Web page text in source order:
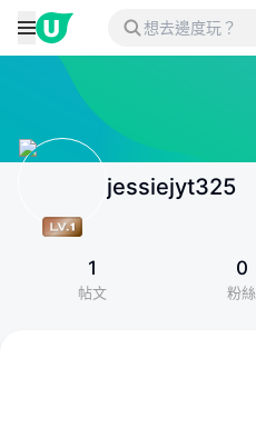
jessiejyt325
1
帖文
0
粉絲